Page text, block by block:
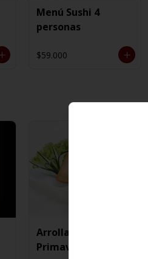
Menú Sushi 4
personas
$59.000
Arrollado de
Primavera